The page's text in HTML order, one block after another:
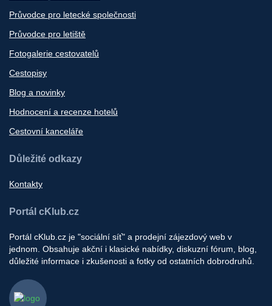
Průvodce pro letecké společnosti
Průvodce pro letiště
Fotogalerie cestovatelů
Cestopisy
Blog a novinky
Hodnocení a recenze hotelů
Cestovní kanceláře
Důležité odkazy
Kontakty
Portál cKlub.cz
Portál cKlub.cz je "sociální síť" a prodejní zájezdový web v
jednom. Obsahuje akční i klasické nabídky, diskuzní fórum, blog,
důležité informace i zkušenosti a fotky od ostatních dobrodruhů.